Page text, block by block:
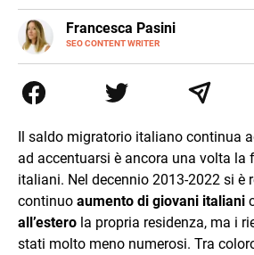
Francesca Pasini
SEO CONTENT WRITER
E-
MAIL
le diverse sfumature
vita che parlano di luoghi, viaggi
Il saldo migratorio italiano continua
ad accentuarsi è ancora una volta la
italiani. Nel decennio 2013-2022 si è
continuo aumento di giovani italiani
all’estero la propria residenza, ma i
stati molto meno numerosi. Tra